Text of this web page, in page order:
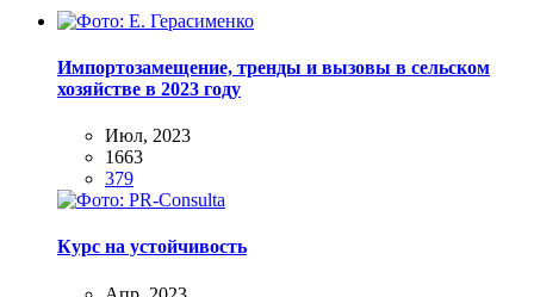
Импортозамещение, тренды и вызовы в сельском
хозяйстве в 2023 году
Июл, 2023
1663
379
Курс на устойчивость